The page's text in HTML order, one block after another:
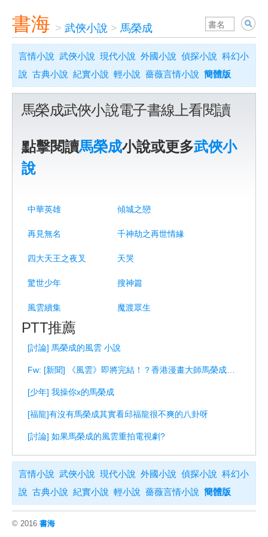
書海 > 武俠小說 > 馬榮成
言情小說 武俠小說 現代小說 外國小說 偵探小說 科幻小
說 古典小說 紀實小說 輕小說 薔薇言情小說 簡體版
馬榮成武俠小說電子書線上看閱讀
點擊閱讀馬榮成小說或更多武俠小
說
中華英雄 傾城之戀
再見無名 千神劫之再世情緣
四大天王之夜叉 天哭
驚世少年 搜神篇
風雲續集 魔渡眾生
PTT推薦
[討論] 馬榮成的風雲 小說
[少年] 我操你x的馬榮成
[福龍]有沒有馬榮成其實看邱福龍很不爽的八卦呀
[討論] 如果馬榮成的風雲重拍電視劇?
言情小說 武俠小說 現代小說 外國小說 偵探小說 科幻小
說 古典小說 紀實小說 輕小說 薔薇言情小說 簡體版
© 2016 書海